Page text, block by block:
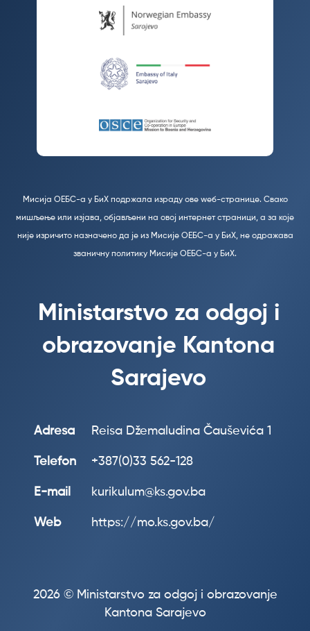
Мисија ОЕБС-а у БиХ подржала израду ове wеб-странице. Свако
мишљење или изјава, објављени на овој интернет страници, а за које
није изричито назначено да је из Мисије ОЕБС-а у БиХ, не одражава
званичну политику Мисије ОЕБС-а у БиХ.
Ministarstvo za odgoj i
obrazovanje Kantona
Sarajevo
Adresa Reisa Džemaludina Čauševića 1
Telefon +387(0)33 562-128
E-mail kurikulum@ks.gov.ba
Web https://mo.ks.gov.ba/
2026 © Ministarstvo za odgoj i obrazovanje
Kantona Sarajevo